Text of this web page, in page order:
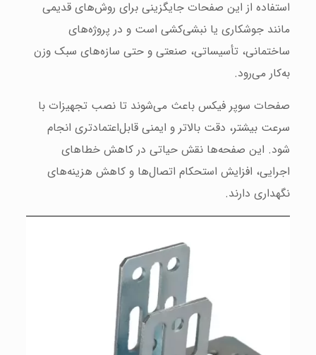
استفاده از این صفحات جایگزینی برای روش‌های قدیمی
مانند جوشکاری یا نبشی‌کشی است و در پروژه‌های
ساختمانی، تأسیساتی، صنعتی و حتی سازه‌های سبک‌ وزن
به‌کار می‌رود.
صفحات سوپر فیکس باعث می‌شوند تا نصب تجهیزات با
سرعت بیشتر، دقت بالاتر و ایمنی قابل‌اعتمادتری انجام
شود. این صفحه‌ها نقش حیاتی در کاهش خطاهای
اجرایی، افزایش استحکام اتصال‌ها و کاهش هزینه‌های
نگهداری دارند.